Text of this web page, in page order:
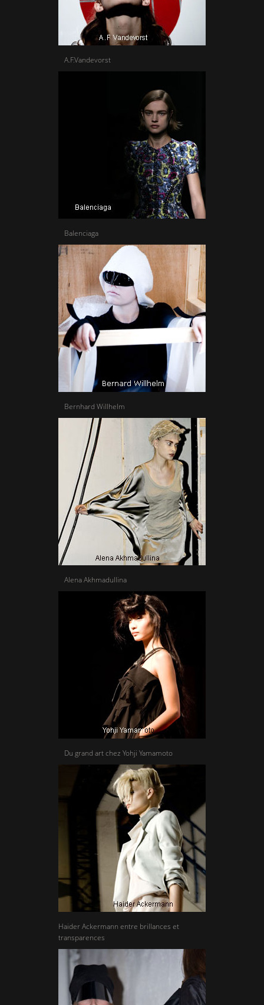
A.F.Vandevorst
Balenciaga
Bernhard Willhelm
Alena Akhmadullina
Du grand art chez Yohji Yamamoto
Haider Ackermann entre brillances et
transparences